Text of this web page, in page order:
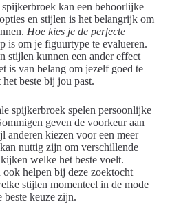
kan een behoorlijke
en stijlen is het belangrijk om
Hoe kies je de perfecte
is om je figuurtype te evalueren.
stijlen kunnen een ander effect
is van belang om jezelf goed te
beste bij jou past.
spijkerbroek spelen persoonlijke
geven de voorkeur aan
anderen kiezen voor een meer
nuttig zijn om verschillende
welke het beste voelt.
ook helpen bij deze zoektocht
stijlen momenteel in de mode
keuze zijn.